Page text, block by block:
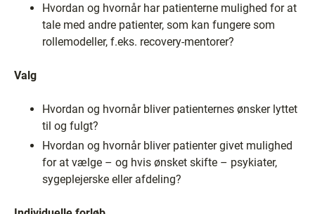
Hvordan og hvornår har patienterne mulighed for at
tale med andre patienter, som kan fungere som
rollemodeller, f.eks. recovery-mentorer?
Valg
Hvordan og hvornår bliver patienternes ønsker lyttet
til og fulgt?
Hvordan og hvornår bliver patienter givet mulighed
for at vælge – og hvis ønsket skifte – psykiater,
sygeplejerske eller afdeling?